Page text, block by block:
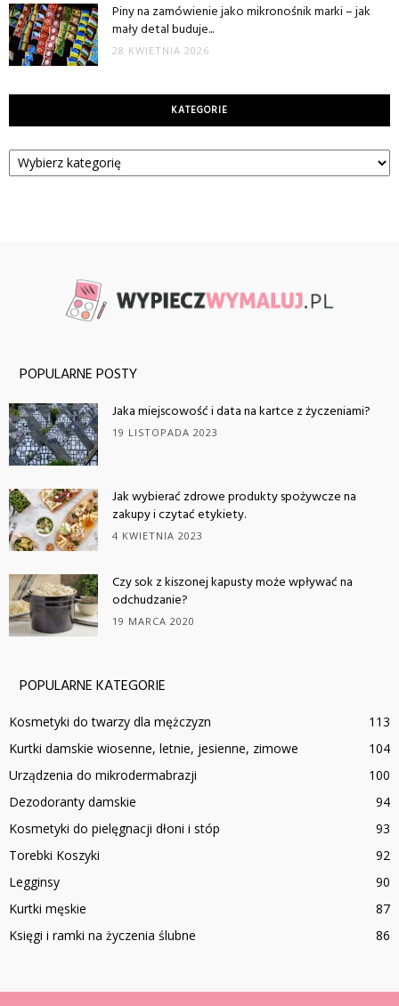
Piny na zamówienie jako mikronośnik marki – jak
mały detal buduje...
28 KWIETNIA 2026
KATEGORIE
Kategorie
POPULARNE POSTY
Jaka miejscowość i data na kartce z życzeniami?
19 LISTOPADA 2023
Jak wybierać zdrowe produkty spożywcze na
zakupy i czytać etykiety.
4 KWIETNIA 2023
Czy sok z kiszonej kapusty może wpływać na
odchudzanie?
19 MARCA 2020
POPULARNE KATEGORIE
Kosmetyki do twarzy dla mężczyzn
113
Kurtki damskie wiosenne, letnie, jesienne, zimowe
104
Urządzenia do mikrodermabrazji
100
Dezodoranty damskie
94
Kosmetyki do pielęgnacji dłoni i stóp
93
Torebki Koszyki
92
Legginsy
90
Kurtki męskie
87
Księgi i ramki na życzenia ślubne
86